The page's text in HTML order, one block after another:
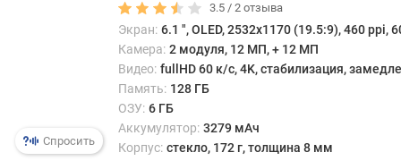
т
а
Спросить
3.5 /2 отзыва
Экран: 6.1 ", OLED, 2532x1170 (19.5:9), 460 ppi,
Камера: 2 модуля, 12 МП, + 12 МП
Видео: fullHD 60 к/с, 4K, стабилизация,
Память: 128 ГБ
ОЗУ: 6 ГБ
Аккумулятор: 3279 мАч
Корпус: стекло, 172 г, толщина 8 мм